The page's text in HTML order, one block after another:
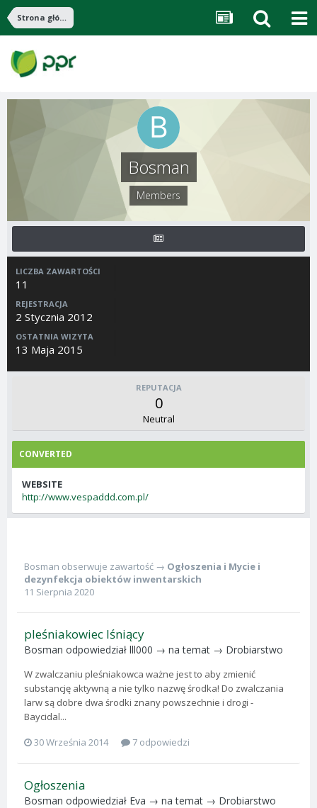
Strona główna
Bosman
Members
LICZBA ZAWARTOŚCI
11
REJESTRACJA
2 Stycznia 2012
OSTATNIA WIZYTA
13 Maja 2015
REPUTACJA
0
Neutral
CONVERTED
WEBSITE
http://www.vespaddd.com.pl/
Bosman obserwuje zawartość → Ogłoszenia i Mycie i
dezynfekcja obiektów inwentarskich
11 Sierpnia 2020
pleśniakowiec lśniący
Bosman odpowiedział lll000 → na temat → Drobiarstwo
W zwalczaniu pleśniakowca ważne jest to aby zmienić
substancję aktywną a nie tylko nazwę środka! Do zwalczania
larw są dobre dwa środki znany powszechnie i drogi -
Baycidal...
30 Września 2014
7 odpowiedzi
Ogłoszenia
Bosman odpowiedział Eva → na temat → Drobiarstwo